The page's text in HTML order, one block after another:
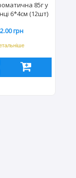
85г у
6*4см (12шт)
грн